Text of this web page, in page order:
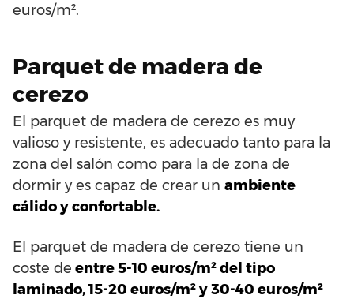
euros/m².
Parquet de madera de
cerezo
El parquet de madera de cerezo es muy
valioso y resistente, es adecuado tanto para la
zona del salón como para la de zona de
dormir y es capaz de crear un ambiente
cálido y confortable.
El parquet de madera de cerezo tiene un
coste de entre 5-10 euros/m² del tipo
laminado, 15-20 euros/m² y 30-40 euros/m²